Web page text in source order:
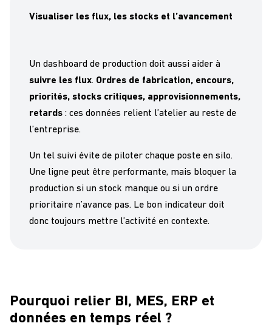
Visualiser les flux, les stocks et l’avancement
Un dashboard de production doit aussi aider à
suivre les flux. Ordres de fabrication, encours,
priorités, stocks critiques, approvisionnements,
retards : ces données relient l’atelier au reste de
l’entreprise.
Un tel suivi évite de piloter chaque poste en silo.
Une ligne peut être performante, mais bloquer la
production si un stock manque ou si un ordre
prioritaire n’avance pas. Le bon indicateur doit
donc toujours mettre l’activité en contexte.
Pourquoi relier BI, MES, ERP et
données en temps réel ?